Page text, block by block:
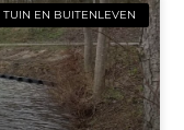
TUIN EN BUITENLEVEN